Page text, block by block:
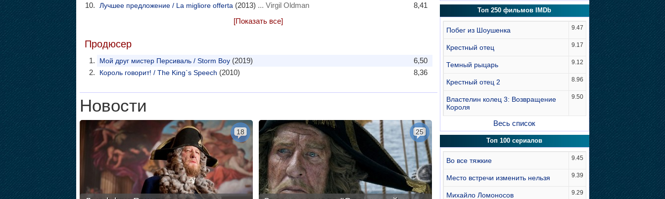
8,41
Лучшее предложение / La migliore offerta (2013) ... Virgil Oldman
[Показать все]
Продюсер
6,50
Мой друг мистер Персиваль / Storm Boy(2019)
8,36
Король говорит! / The King`s Speech (2010)
Новости
18 25
Топ 250 фильмов IMDb
Побег из Шоушенка 9.47
Крестный отец 9.17
Темный рыцарь 9.12
Крестный отец 2 8.96
Властелин колец 3: Возвращение
Короля
9.50
Весь список
Топ 100 сериалов
Во все тяжкие 9.45
Место встречи изменить нельзя 9.39
Михайло Ломоносов 9.29